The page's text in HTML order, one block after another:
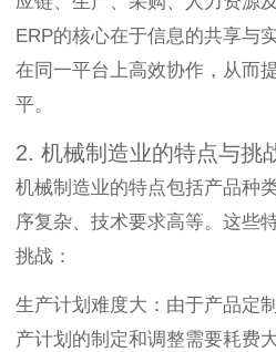
ERP的核心在于信息的共享与
在同一平台上高效协作，从而
平。
2. 机械制造业的特点与挑
机械制造业的特点包括产品种
序复杂、技术要求高等。这些
挑战：
生产计划难度大：由于产品定
产计划的制定和调整需要耗费